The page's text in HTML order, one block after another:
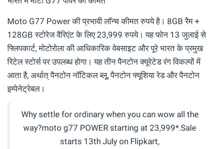
Moto G77 Power की प्रभावी लॉन्च कीमत रुपये है। 8GB रैम +
128GB स्टोरेज वैरिएंट के लिए 23,999 रुपये। यह फोन 13 जुलाई से
फ्लिपकार्ट, मोटोरोला की आधिकारिक वेबसाइट और पूरे भारत के प्रमुख
रिटेल स्टोर्स पर उपलब्ध होगा। यह तीन पैनटोन क्यूरेटेड रंग विकल्पों में
आता है, अर्थात् पैनटोन नॉटिकल ब्लू, पैनटोन फ्यूशिया रेड और पैनटोन
इम्पेनेट्रेबल।
Why settle for ordinary when you can wow all the
way?moto g77 POWER starting at 23,999*.⁣Sale
starts 13th July on Flipkart,